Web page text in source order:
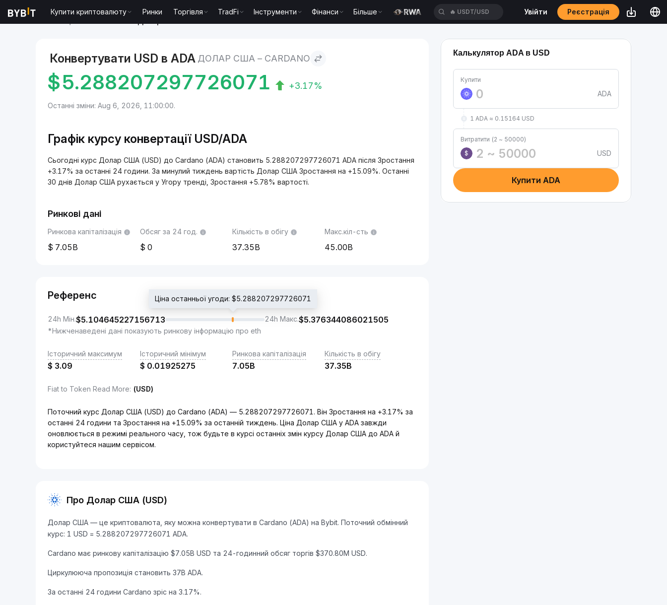
Купити криптовалюту Ринки Торгівля TradFi Інструменти Фінанси Більше 🔥 BTC/USDT Увійти Реєстрація
Конвертувати USD в ADA ДОЛАР США – CARDANO
$5.288207297726071 +3.17%
Останні зміни: Aug 6, 2026, 11:00:00.
Графік курсу конвертації USD/ADA
Сьогодні курс Долар США (USD) до Cardano (ADA) становить 5.288207297726071 ADA після Зростання
+3.17% за останні 24 години. За минулий тиждень вартість Долар США Зростання на +15.09%. Останні
30 днів Долар США рухається у Угору тренді, Зростання +5.78% вартості.
Ринкові дані
Ринкова капіталізація
7.05B
Обсяг за 24 год.
0
Кількість в обігу
37.35B
Макс.кіл-сть
45.00B
Референс
24h Мін.$5.104645227156713
Ціна останньої угоди: $5.288207297726071
24h Макс.$5.376344086021505
*Нижченаведені дані показують ринкову інформацію про eth
Історичний максимум
$ 3.09
Історичний мінімум
$ 0.01925275
Ринкова капіталізація
7.05B
Кількість в обігу
37.35B
Fiat to Token Read More: (USD)
Поточний курс Долар США (USD) до Cardano (ADA) — 5.288207297726071. Він Зростання на +3.17% за
останні 24 години та Зростання на +15.09% за останній тиждень. Ціна Долар США у ADA завжди
оновлюється в режимі реального часу, тож будьте в курсі останніх змін курсу Долар США до ADA й
користуйтеся нашим сервісом.
Про Долар США (USD)
Долар США — це криптовалюта, яку можна конвертувати в Cardano (ADA) на Bybit. Поточний обмінний
курс: 1 USD = 5.288207297726071 ADA.
Cardano має ринкову капіталізацію $7.05B USD та 24-годинний обсяг торгів $370.80M USD.
Циркулююча пропозиція становить 37B ADA.
За останні 24 години Cardano зріс на 3.17%.
Калькулятор ADA в USD
Купити
ADA
1 ADA ≈ 0.15164 USD
Витратити (2 ~ 50000)
$
USD
Купити ADA